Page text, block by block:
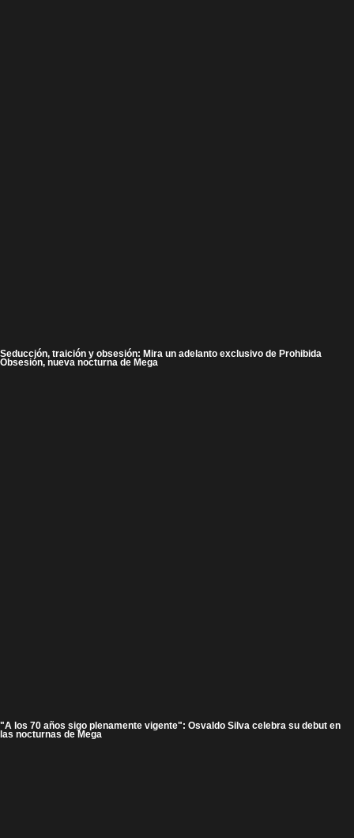
Seducción, traición y obsesión: Mira un adelanto exclusivo de Prohibida
Obsesión, nueva nocturna de Mega
"A los 70 años sigo plenamente vigente": Osvaldo Silva celebra su debut en
las nocturnas de Mega